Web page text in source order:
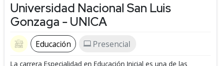
Universidad Nacional San Luis
Gonzaga - UNICA
Educación Presencial
La carrera Especialidad en Educación Inicial es una de las